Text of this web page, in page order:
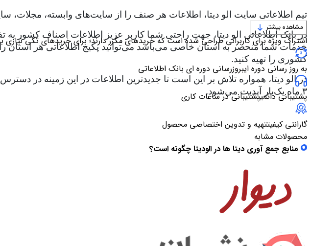
تیم اطلاعاتی سایت الو دیتا، اطلاعات هر صنف را از سایت‌های وابسته،
در بانک اطلاعاتی الو دیتا، جهت راحتی شما کاربر عزیز اطلاعات اصناف کشور
خدمات شما منحصر به استان خاصی می‌باشد می‌توانید پکیج اطلاعاتی هر استان را
کشوری را تهیه کنید.
در الو دیتا، همواره تلاش بر این است تا جدیدترین اطلاعات در این زمینه در
۳ ماه یک‌بار آپدیت می‌شود.
مشاهده بیشتر
اشتراک ویژه برای کاربرانی طراحی شده است که خریدهای مکرر دارند؛ برای خریدهای تکی
به روز رسانی دوره ایبروزرسانی دوره ای بانک اطلاعاتی
پشتیبانی دائمیپشتیبانی در ساعات کاری
گارانتی کیفیتتهیه و تدوین اختصاصی محصول
محصولات مشابه
منابع جمع آوری دیتا ها در الودیتا چگونه است؟